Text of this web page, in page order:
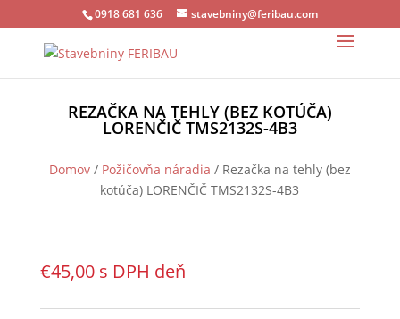
0918 681 636 stavebniny@feribau.com
REZAČKA NA TEHLY (BEZ KOTÚČA)
LORENČIČ TMS2132S-4B3
Domov/ Požičovňa náradia / Rezačka na tehly (bez
kotúča) LORENČIČ TMS2132S-4B3
€45,00 s DPH deň